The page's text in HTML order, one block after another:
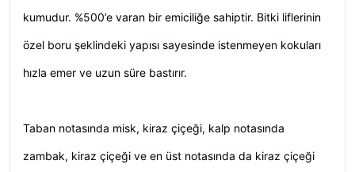
kumudur. %500’e varan bir emiciliğe sahiptir. Bitki liflerinin
özel boru şeklindeki yapısı sayesinde istenmeyen kokuları
hızla emer ve uzun süre bastırır.
Taban notasında misk, kiraz çiçeği, kalp notasında
zambak, kiraz çiçeği ve en üst notasında da kiraz çiçeği